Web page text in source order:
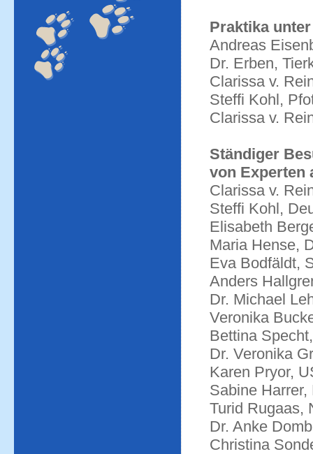
Praktika
Andreas
Dr. Erben,
Clarissa v.
Steffi Kohl,
Clarissa v.
Ständiger
von Experten
Clarissa v.
Steffi Kohl,
Elisabeth
Maria Hense,
Eva Bodfäldt,
Anders
Dr. Michael
Veronika
Bettina
Dr. Veronika
Karen Pryor,
Sabine
Turid Rugaas,
Dr. Anke
Christina